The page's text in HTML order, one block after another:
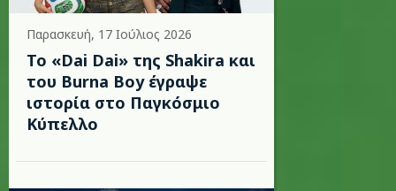
Παρασκευή, 17 Ιούλιος 2026
To «Dai Dai» της Shakira και
του Burna Boy έγραψε
ιστορία στο Παγκόσμιο
Κύπελλο